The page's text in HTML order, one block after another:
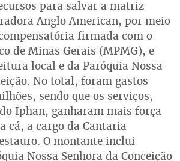
para salvar a matriz
Anglo American, por meio
firmada com o
de Minas Gerais (MPMG), e
local e da Paróquia Nossa
No total, foram gastos
sendo que os serviços,
Iphan, ganharam mais força
cá, a cargo da Cantaria
O montante inclui
Nossa Senhora da Conceição